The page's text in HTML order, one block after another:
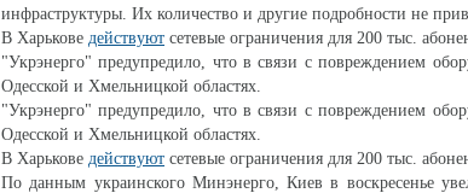
инфраструктуры. Их количество и другие подробности не
В Харькове действуют сетевые ограничения для 200 тыс.
"Укрэнерго" предупредило, что в связи с повреждением
Одесской и Хмельницкой областях.
"Укрэнерго" предупредило, что в связи с повреждением
Одесской и Хмельницкой областях.
В Харькове действуют сетевые ограничения для 200 тыс.
По данным украинского Минэнерго, Киев в воскресенье